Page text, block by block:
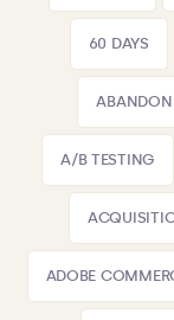
60 DAYS
A/B TESTING
ADOBE